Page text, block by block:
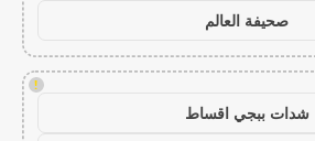
صحيفة العالم
!
شدات ببجي اقساط